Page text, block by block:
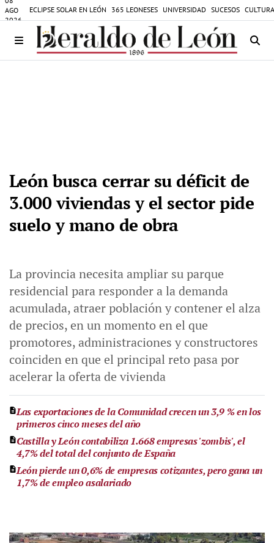
AGO
2026
ECLIPSE SOLAR EN LEÓN 365 LEONESES UNIVERSIDAD SUCESOS
León busca cerrar su déficit de
3.000 viviendas y el sector pide
suelo y mano de obra
La provincia necesita ampliar su parque
residencial para responder a la demanda
acumulada, atraer población y contener el alza
de precios, en un momento en el que
promotores, administraciones y constructores
coinciden en que el principal reto pasa por
acelerar la oferta de vivienda
Las exportaciones de la Comunidad crecen un 3,9 % en los
primeros cinco meses del año
Castilla y León contabiliza 1.668 empresas 'zombis', el
4,7% del total del conjunto de España
León pierde un 0,6% de empresas cotizantes, pero gana un
1,7% de empleo asalariado